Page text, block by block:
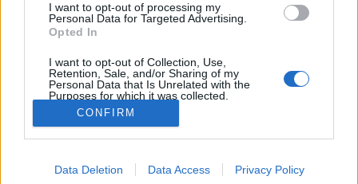
I want to opt-out of processing my
Personal Data for Targeted Advertising.
Opted In
I want to opt-out of Collection, Use,
Retention, Sale, and/or Sharing of my
Personal Data that Is Unrelated with the
Purposes for which it was collected.
Opted Out
Google consents
I want to allow Google to enable storage
CONFIRM
Data Deletion Data Access Privacy Policy
szempontból érdekes közparkjait mutattam be,
pedig nagyon lényegesnek tartom, hogy beszéljünk
poszt alján!). A belvárosi, vagy zsúfolt…